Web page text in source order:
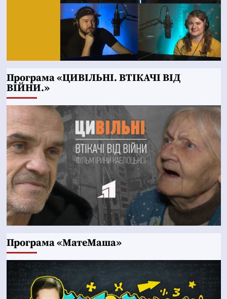
Програма «ЦИВІЛЬНІ. ВТІКАЧІ ВІД
ВІЙНИ.»
Програма «МатеМаша»